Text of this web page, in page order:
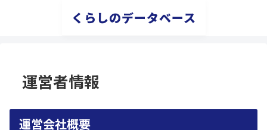
くらしのデータベース
運営者情報
運営会社概要